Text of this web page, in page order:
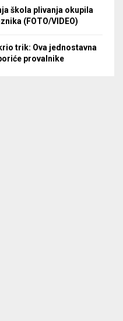
škola plivanja okupila
(FOTO/VIDEO)
trik: Ova jednostavna
provalnike